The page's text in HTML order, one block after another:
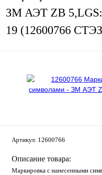
ЗМ АЭТ ZB
19 (12600766
Артикул: 12600766
Описание товара:
Маркировка с нанесенными